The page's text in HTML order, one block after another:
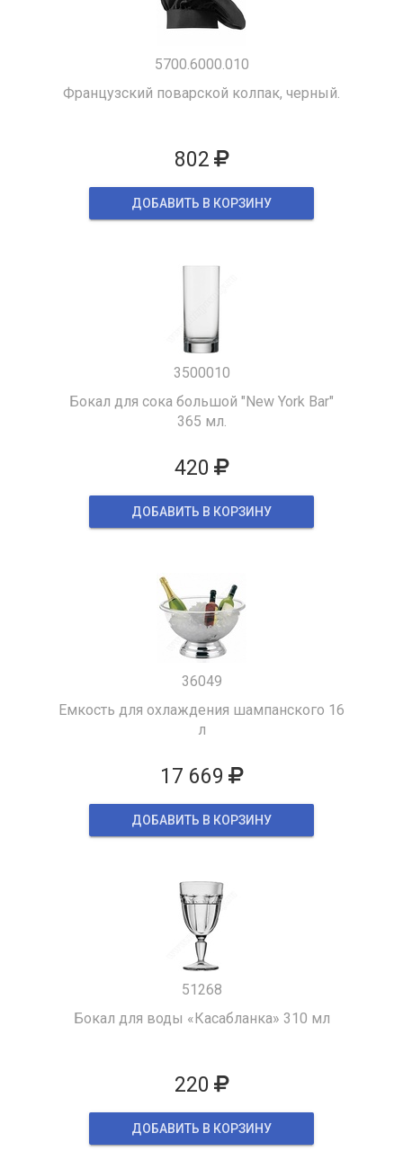
5700.6000.010
Французский поварской колпак, черный.
802
ДОБАВИТЬ В КОРЗИНУ
3500010
Бокал для сока большой "New York Bar"
365 мл.
420
ДОБАВИТЬ В КОРЗИНУ
36049
Емкость для охлаждения шампанского 16
л
17 669
ДОБАВИТЬ В КОРЗИНУ
51268
Бокал для воды «Касабланка» 310 мл
220
ДОБАВИТЬ В КОРЗИНУ